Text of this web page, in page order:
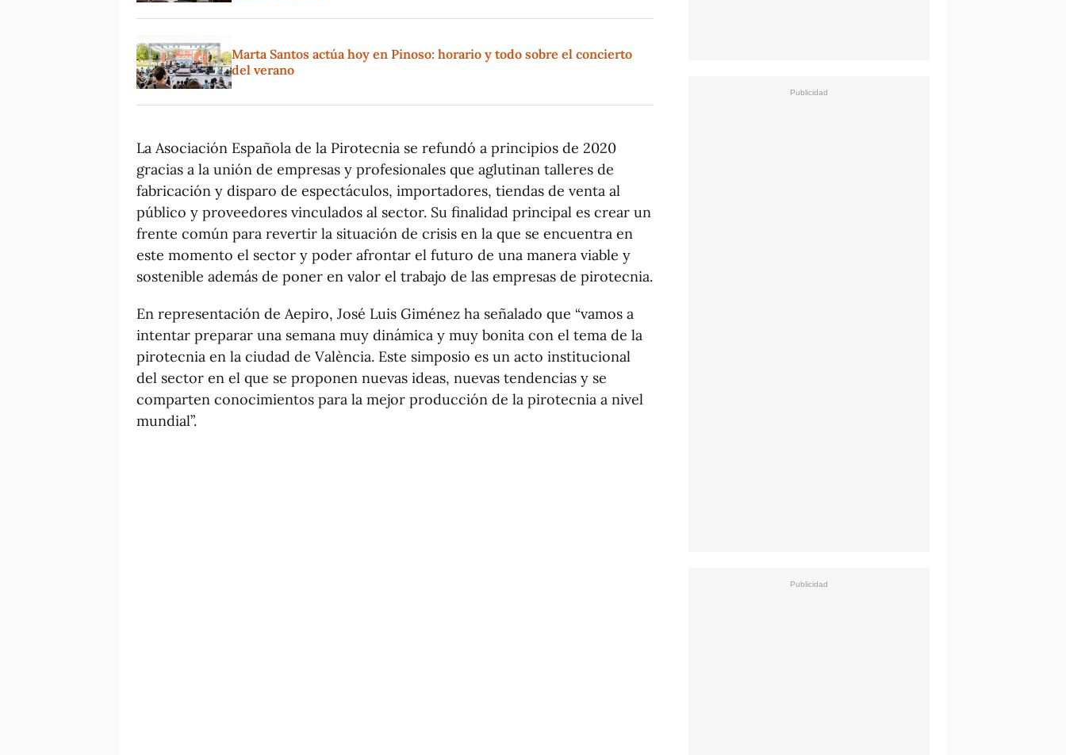
Marta Santos actúa hoy en Pinoso: horario y todo sobre el concierto
del verano
La Asociación Española de la Pirotecnia se refundó a principios de 2020
gracias a la unión de empresas y profesionales que aglutinan talleres de
fabricación y disparo de espectáculos, importadores, tiendas de venta al
público y proveedores vinculados al sector. Su finalidad principal es crear un
frente común para revertir la situación de crisis en la que se encuentra en
este momento el sector y poder afrontar el futuro de una manera viable y
sostenible además de poner en valor el trabajo de las empresas de pirotecnia.
En representación de Aepiro, José Luis Giménez ha señalado que “vamos a
intentar preparar una semana muy dinámica y muy bonita con el tema de la
pirotecnia en la ciudad de València. Este simposio es un acto institucional
del sector en el que se proponen nuevas ideas, nuevas tendencias y se
comparten conocimientos para la mejor producción de la pirotecnia a nivel
mundial”.